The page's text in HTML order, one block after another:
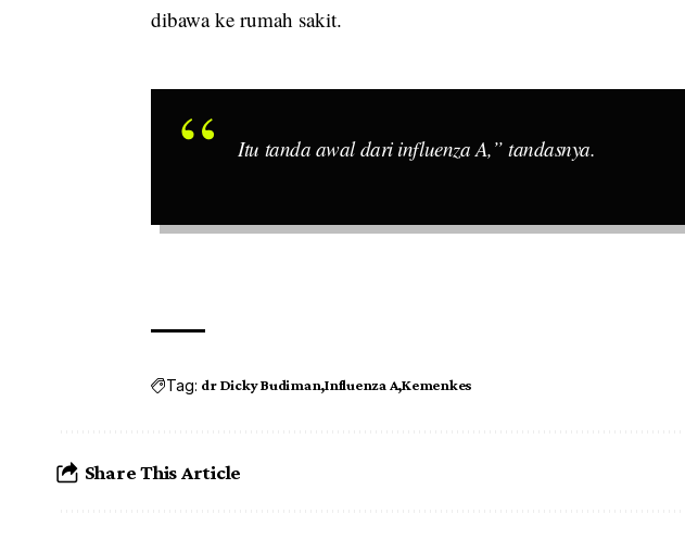
dibawa ke rumah sakit.
Itu tanda awal dari influenza A,” tandasnya.
Tag: dr Dicky Budiman Influenza A Kemenkes
Share This Article